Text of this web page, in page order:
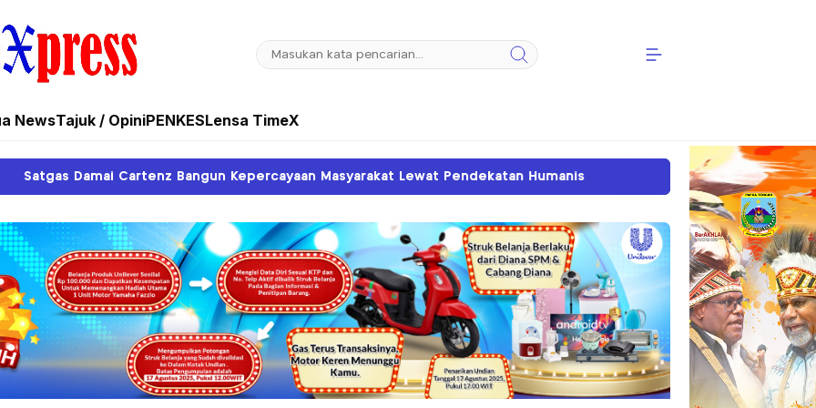
NewsTajuk / OpiniPENKESLensa TimeX
Kepercayaan Masyarakat Lewat Pendekatan Humanis Kapolda Papua Tengah Salurkan Bantuan